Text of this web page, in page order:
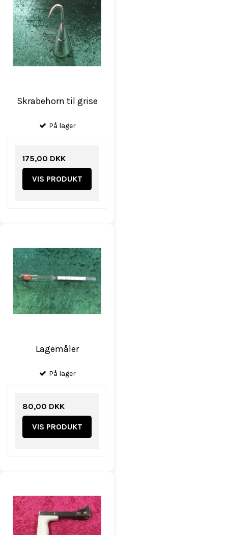
Skrabehorn til grise
På lager
175,00 DKK
VIS PRODUKT
Lagemåler
På lager
80,00 DKK
VIS PRODUKT